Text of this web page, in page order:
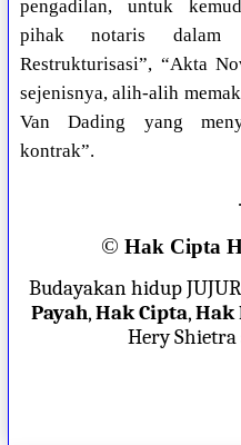
pengadilan, untuk
pihak notaris dalam
Restrukturisasi”, “Akta
sejenisnya, alih-alih
Van Dading yang
kontrak”.
© Hak Cipta
Budayakan hidup
Payah,Hak Cipta,Hak
Hery Shietra